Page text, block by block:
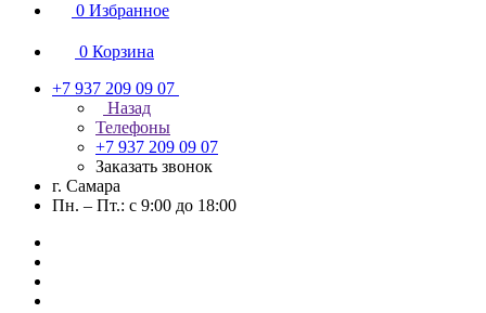
0 Избранное
0 Корзина
+7 937 209 09 07
Назад
Телефоны
+7 937 209 09 07
Заказать звонок
г. Самара
Пн. – Пт.: с 9:00 до 18:00